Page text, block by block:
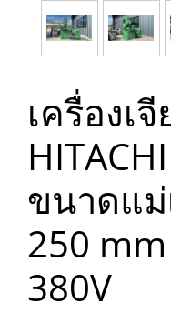
เครื่องเ
ขนาดแม่
250
380V